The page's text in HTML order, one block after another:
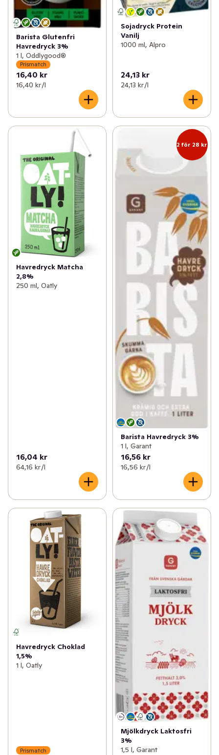
Barista Glutenfri
Havredryck 3%
1 l, Oddlygood®
Prismatch
16,40 kr
16,40 kr /l
Sojadryck Protein
Vanilj
1000 ml, Alpro
24,13 kr
24,13 kr /l
Havredryck Matcha
2,8%
250 ml, Oatly
16,04 kr
64,16 kr /l
2 för 28 kr
Barista Havredryck 3%
1 l, Garant
16,56 kr
16,56 kr /l
Havredryck Choklad
1,5%
1 l, Oatly
Prismatch
Mjölkdryck Laktosfri
3%
1,5 l, Garant